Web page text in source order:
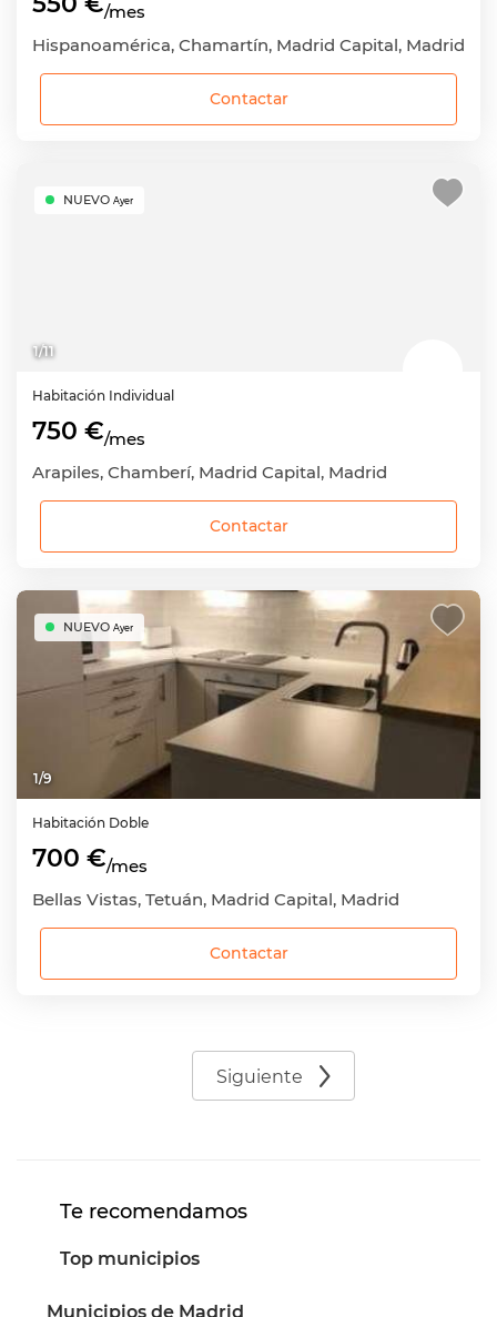
/mes
Hispanoamérica, Chamartín, Madrid Capital, Madrid
Contactar
1/11
NUEVO Ayer
Habitación Individual
750 €/mes
Arapiles, Chamberí, Madrid Capital, Madrid
Contactar
1/9
NUEVO Ayer
Habitación Doble
700 €/mes
Bellas Vistas, Tetuán, Madrid Capital, Madrid
Contactar
Siguiente
Te recomendamos
Top municipios
Municipios de Madrid